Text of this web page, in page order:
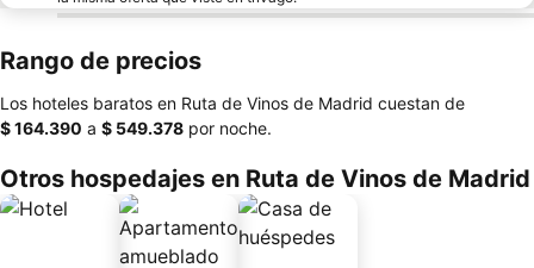
Rango de precios
Los hoteles baratos en Ruta de Vinos de Madrid cuestan de
‎$ 164.390 a ‎$ 549.378 por noche.
Otros hospedajes en Ruta de Vinos de Madrid